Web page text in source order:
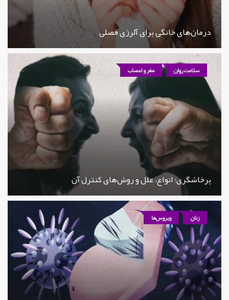
درمان‌های خانگی برای آلرژی فصلی
سلامت روان مغز و اعصاب
پرخاشگری؛ انواع، علل و روش‌های کنترل آن
زنان ویروس‌ها